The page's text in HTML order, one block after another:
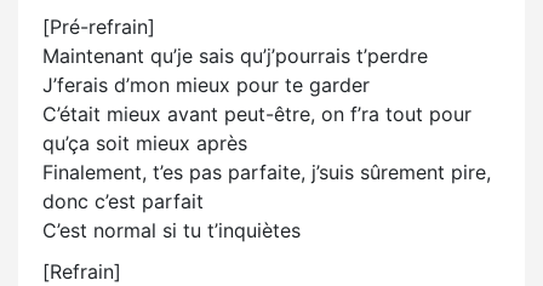
[Pré-refrain]
Maintenant qu’je sais qu’j’pourrais t’perdre
J’ferais d’mon mieux pour te garder
C’était mieux avant peut-être, on f’ra tout pour
qu’ça soit mieux après
Finalement, t’es pas parfaite, j’suis sûrement pire,
donc c’est parfait
C’est normal si tu t’inquiètes
[Refrain]